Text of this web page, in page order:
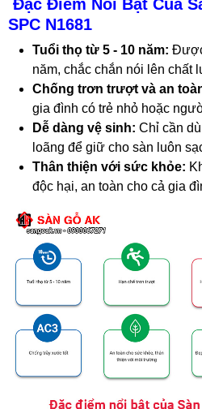
Đặc Điểm Nổi Bật Của
SPC N1681
Tuổi thọ từ 5 - 10 năm:
năm, chắc chắn nói lên chất
Chống trơn trượt và an
gia đình có trẻ nhỏ hoặc
Dễ dàng vệ sinh: Chỉ cần
loãng để giữ cho sàn luôn
Thân thiện với sức khỏe:
độc hại, an toàn cho cả gia